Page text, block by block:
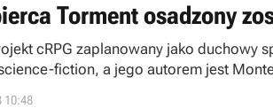
Torment osadzony
cRPG zaplanowany jako
fiction, a jego autorem jest
10:48